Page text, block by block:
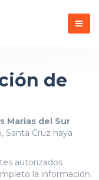
Menú
de
Marias del Sur
Santa Cruz haya
autorizados
la información